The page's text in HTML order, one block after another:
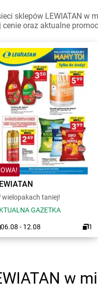
sklepów LEWIATAN
oraz aktualne
wielopakach taniej!
GAZETKA
06.08 - 12.08 1
w